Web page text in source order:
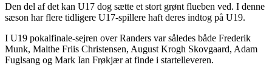
Den del af det kan U17 dog sætte et stort grønt flueben ved. I denne
sæson har flere tidligere U17-spillere haft deres indtog på U19.
I U19 pokalfinale-sejren over Randers var således både Frederik
Munk, Malthe Friis Christensen, August Krogh Skovgaard, Adam
Fuglsang og Mark Ian Frøkjær at finde i startelleveren.